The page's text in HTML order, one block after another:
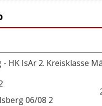
HK IsAr 2. Kreisklasse
06/08 2